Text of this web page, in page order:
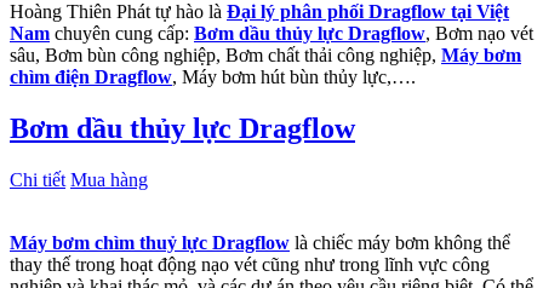
Hoàng Thiên Phát tự hào là Đại lý phân phối Dragflow tại Việt
Nam chuyên cung cấp: Bơm dầu thủy lực Dragflow, Bơm nạo vét
sâu, Bơm bùn công nghiệp, Bơm chất thải công nghiệp, Máy bơm
chìm điện Dragflow, Máy bơm hút bùn thủy lực,….
Bơm dầu thủy lực Dragflow
Chi tiết Mua hàng
Máy bơm chìm thuỷ lực Dragflow là chiếc máy bơm không thể
thay thế trong hoạt động nạo vét cũng như trong lĩnh vực công